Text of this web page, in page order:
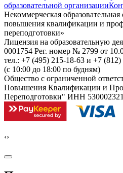
образовательной организации
Некоммерческая
повышения квалификации и
переподготовки»
Лицензия на образовательную
0001754 Рег. номер № 2799 от
тел.: +7 (495) 215-18-63 и +7 (812)
(с 10:00 до 18:00 по будням)
Общество с ограниченной
Повышения Квалификации и
Переподготовки" ИНН
‹›